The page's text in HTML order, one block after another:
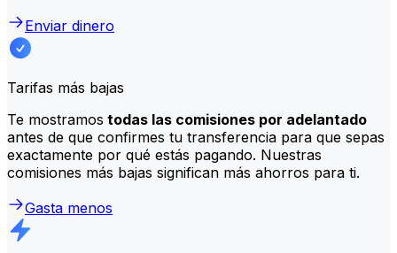
Enviar dinero
Tarifas más bajas
Te mostramos todas las comisiones por adelantado
antes de que confirmes tu transferencia para que sepas
exactamente por qué estás pagando. Nuestras
comisiones más bajas significan más ahorros para ti.
Gasta menos